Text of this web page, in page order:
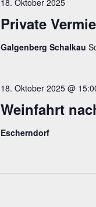
Private
18. Oktober 2025
Galgenberg Schalkau
Weinfahrt
18. Oktober 2025 @
Escherndorf